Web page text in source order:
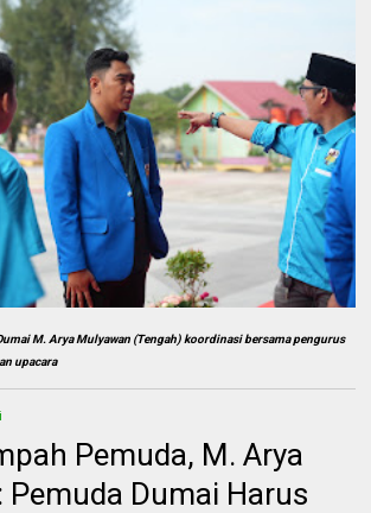
M. Arya Mulyawan (Tengah) koordinasi bersama pengurus
upacara
Pemuda, M. Arya
Pemuda Dumai Harus